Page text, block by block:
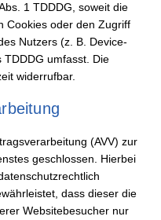
1 TDDDG, soweit die
Cookies oder den Zugriff
Nutzers (z. B. Device-
TDDDG umfasst. Die
widerrufbar.
(AVV) zur
geschlossen. Hierbei
dass dieser die
Websitebesucher nur